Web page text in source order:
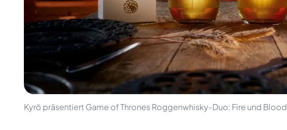
200-500€
Kommende Veröffentlichungen
Kollektionen
Kundenfavoriten
Rar & Sammlerstück
Limitierte Auflagen
Geschlossene Brennerei
Rauchiger Whisky
Diplomatico
Don Julio
Gin Mare
Mangabeiras
Hennessy
Martell
Monkey 47
Remy Martin
Ron Zacapa
Kyrö präsentiert Game of Thrones Roggenwhisky-Duo: Fire und Blood